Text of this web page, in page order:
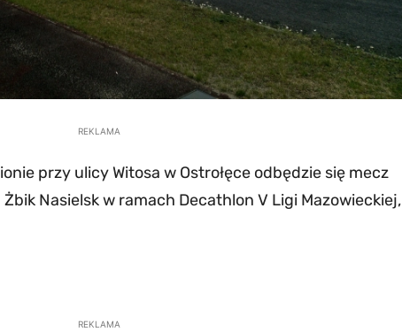
REKLAMA
przy ulicy Witosa w Ostrołęce odbędzie się mecz
Żbik Nasielsk w ramach Decathlon V Ligi Mazowieckiej,
REKLAMA